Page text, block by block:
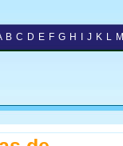
B C D E F G H J K L M